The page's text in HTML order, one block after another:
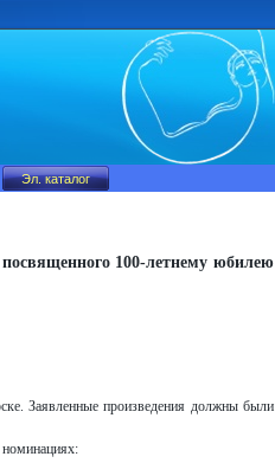
100-летнему юбилею
Заявленные произведения должны были
номинациях: